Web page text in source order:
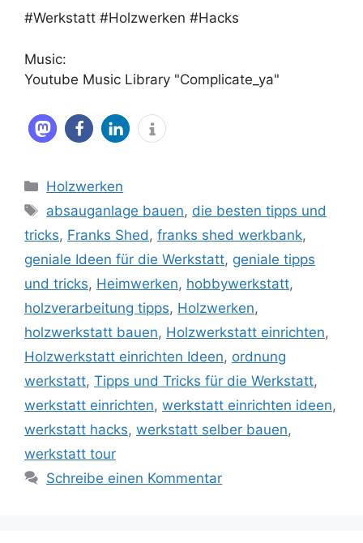
#Werkstatt #Holzwerken #Hacks
Music:
Youtube Music Library "Complicate_ya"
Kategorien
Holzwerken
Schlagwörter
absauganlage bauen, die besten tipps und
tricks, Franks Shed, franks shed werkbank,
geniale Ideen für die Werkstatt, geniale tipps
und tricks, Heimwerken, hobbywerkstatt,
holzverarbeitung tipps, Holzwerken,
holzwerkstatt bauen, Holzwerkstatt einrichten,
Holzwerkstatt einrichten Ideen, ordnung
werkstatt, Tipps und Tricks für die Werkstatt,
werkstatt einrichten, werkstatt einrichten ideen,
werkstatt hacks, werkstatt selber bauen,
werkstatt tour
Schreibe einen Kommentar